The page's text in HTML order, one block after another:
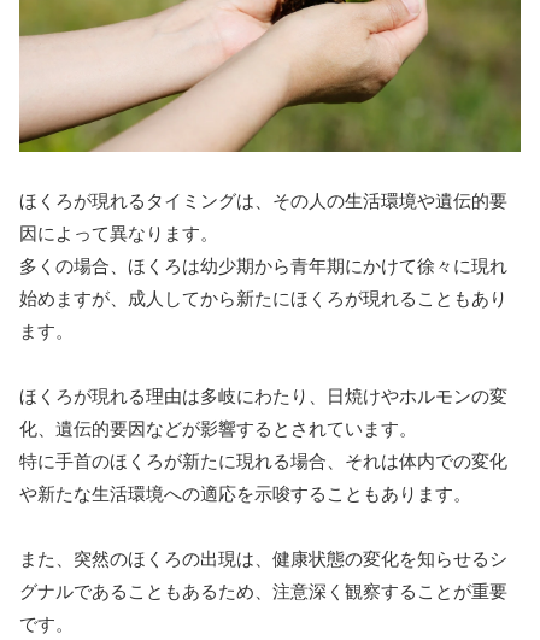
ほくろが現れるタイミングは、その人の生活環境や遺伝的要
因によって異なります。
多くの場合、ほくろは幼少期から青年期にかけて徐々に現れ
始めますが、成人してから新たにほくろが現れることもあり
ます。
ほくろが現れる理由は多岐にわたり、日焼けやホルモンの変
化、遺伝的要因などが影響するとされています。
特に手首のほくろが新たに現れる場合、それは体内での変化
や新たな生活環境への適応を示唆することもあります。
また、突然のほくろの出現は、健康状態の変化を知らせるシ
グナルであることもあるため、注意深く観察することが重要
です。